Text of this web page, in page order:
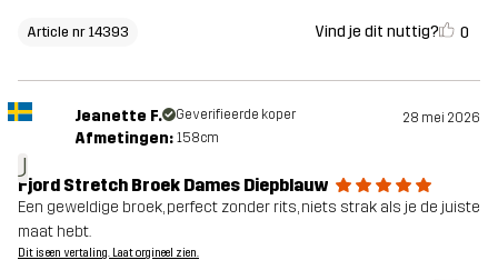
Article nr 14393 Vind je dit nuttig? 0
J
Jeanette F. Geverifieerde koper 28 mei 2026
Afmetingen: 158cm
Fjord Stretch Broek Dames Diepblauw
Een geweldige broek, perfect zonder rits, niets strak als je de juiste
maat hebt.
Dit is een vertaling. Laat orgineel zien.